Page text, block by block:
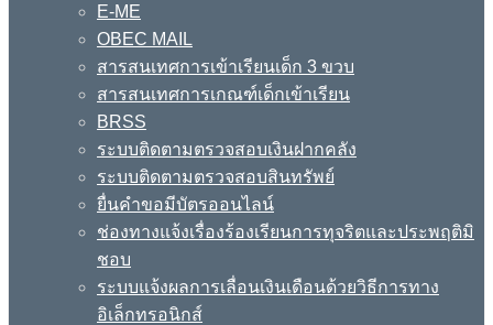
E-ME
OBEC MAIL
สารสนเทศการเข้าเรียนเด็ก 3 ขวบ
สารสนเทศการเกณฑ์เด็กเข้าเรียน
BRSS
ระบบติดตามตรวจสอบเงินฝากคลัง
ระบบติดตามตรวจสอบสินทรัพย์
ยื่นคำขอมีบัตรออนไลน์
ช่องทางแจ้งเรื่องร้องเรียนการทุจริตและประพฤติมิ
ชอบ
ระบบแจ้งผลการเลื่อนเงินเดือนด้วยวิธีการทาง
อิเล็กทรอนิกส์